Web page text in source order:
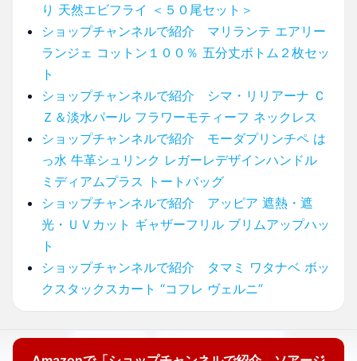
り 天然エビフライ ＜５０尾セット＞
ショップチャンネルで紹介 マリランテ エアリー
ランジェ コットン１００％ 五分丈ボトム２枚セッ
ト
ショップチャンネルで紹介 シマ・リリアーナ Ｃ
Ｚ＆淡水パール フラワーモティーフ ネックレス
ショップチャンネルで紹介 モーダプリンチペ は
っ水 牛革シュリンク レガーレデザインハンドル
ミディアムプラス トートバッグ
ショップチャンネルで紹介 アッピア 遮熱・遮
光・ＵＶカット ギャザーフリル ブリムアップハッ
ト
ショップチャンネルで紹介 タマミ ワタナベ ボッ
クスタックスカート “コフレ ヴェルニ”